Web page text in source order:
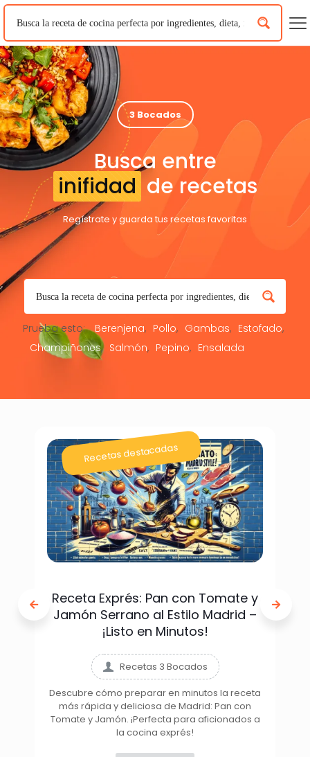
3 Bocados
Busca entre
inifidad de recetas
Regístrate y guarda tus recetas favoritas
Prueba esto: Berenjena Pollo Gambas
Estofado
Champiñones
Salmón Pepino Ensalada
Recetas destacadas
Receta Exprés: Pan con Tomate y
Jamón Serrano al Estilo Madrid –
¡Listo en Minutos!
Recetas 3 Bocados
Descubre cómo preparar en minutos la receta
más rápida y deliciosa de Madrid: Pan con
Tomate y Jamón. ¡Perfecta para aficionados a
la cocina exprés!